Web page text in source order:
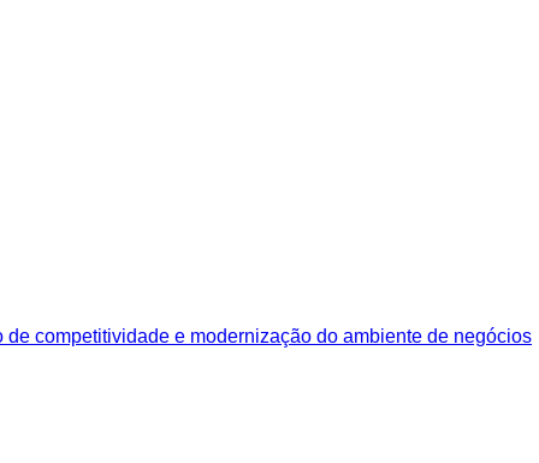
competitividade e modernização do ambiente de negócios